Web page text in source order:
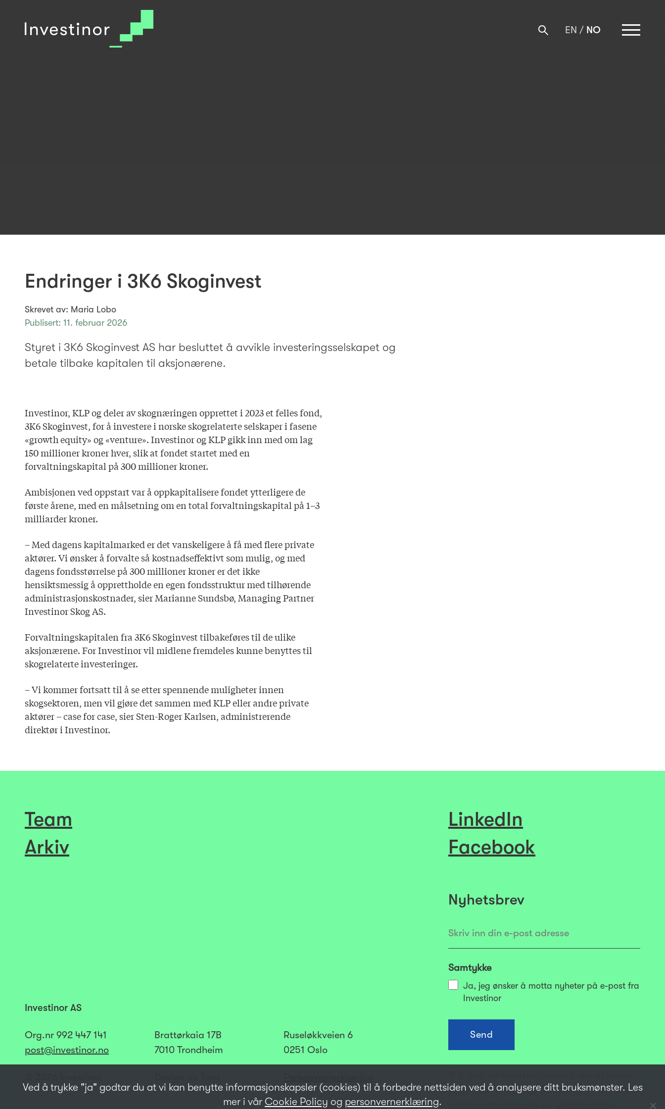
EN NO
Endringer i 3K6 Skoginvest
Skrevet av: Maria Lobo
Publisert: 11. februar 2026
Styret i 3K6 Skoginvest AS har besluttet å avvikle investeringsselskapet og
betale tilbake kapitalen til aksjonærene.
Investinor, KLP og deler av skognæringen opprettet i 2023 et felles fond,
3K6 Skoginvest, for å investere i norske skogrelaterte selskaper i fasene
«growth equity» og «venture». Investinor og KLP gikk inn med om lag
150 millioner kroner hver, slik at fondet startet med en
forvaltningskapital på 300 millioner kroner.
Ambisjonen ved oppstart var å oppkapitalisere fondet ytterligere de
første årene, med en målsetning om en total forvaltningskapital på 1–3
milliarder kroner.
– Med dagens kapitalmarked er det vanskeligere å få med flere private
aktører. Vi ønsker å forvalte så kostnadseffektivt som mulig, og med
dagens fondsstørrelse på 300 millioner kroner er det ikke
hensiktsmessig å opprettholde en egen fondsstruktur med tilhørende
administrasjonskostnader, sier Marianne Sundsbø, Managing Partner
Investinor Skog AS.
Forvaltningskapitalen fra 3K6 Skoginvest tilbakeføres til de ulike
aksjonærene. For Investinor vil midlene fremdeles kunne benyttes til
skogrelaterte investeringer.
– Vi kommer fortsatt til å se etter spennende muligheter innen
skogsektoren, men vil gjøre det sammen med KLP eller andre private
aktører – case for case, sier Sten-Roger Karlsen, administrerende
direktør i Investinor.
Team
Arkiv
Investinor AS
Org.nr 992 447 141​​​
post@investinor.no
Brattørkaia 17B
7010 Trondheim
Ruseløkkveien 6
0251 Oslo
Cookie Policy
LinkedIn
Facebook
Nyhetsbrev
Samtykke
Ja, jeg ønsker å motta nyheter på e-post fra
Investinor
ta kontakt med deg. Du kan lese mer i vår
Ved å trykke "ja" godtar du at vi kan benytte informasjonskapsler (cookies) til å forbedre nettsiden ved å analysere ditt bruksmønster. Les
mer i vår Cookie Policy og personvernerklæring.